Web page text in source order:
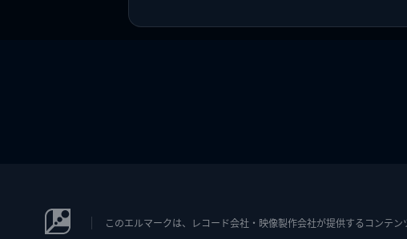
このエルマークは、レコード会社・映像製作会社が提供するコンテ